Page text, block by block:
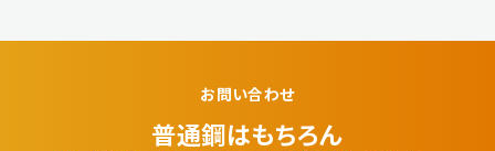
お問い合わせ
普通鋼はもちろん